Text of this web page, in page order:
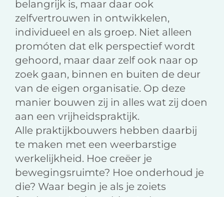
belangrijk is, maar daar ook
zelfvertrouwen in ontwikkelen,
individueel en als groep. Niet alleen
promóten dat elk perspectief wordt
gehoord, maar daar zelf ook naar op
zoek gaan, binnen en buiten de deur
van de eigen organisatie. Op deze
manier bouwen zij in alles wat zij doen
aan een vrijheidspraktijk.
Alle praktijkbouwers hebben daarbij
te maken met een weerbarstige
werkelijkheid. Hoe creëer je
bewegingsruimte? Hoe onderhoud je
die? Waar begin je als je zoiets